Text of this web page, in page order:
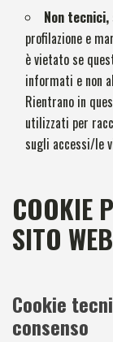
Non tecnici,
profilazione e
è vietato se
informati e non
Rientrano in
utilizzati per
sugli accessi/le
COOKIE
SITO WEB
Cookie
consenso